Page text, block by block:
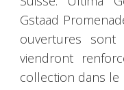
Gstaad
ouvertures
viendront
collection dans le